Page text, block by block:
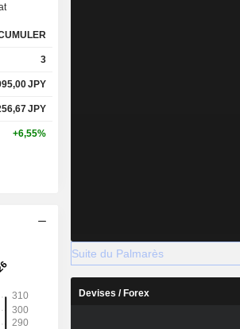
3
JPY
JPY
+6,55%
Suite du Palmarès
Devises / Forex